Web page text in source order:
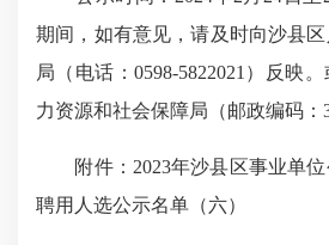
期间，如有意见，请及时向沙县
局（电话：0598-5822021）反映
力资源和社会保障局（邮政编码：
附件：2023年沙县区事业单位
聘用人选公示名单（六）